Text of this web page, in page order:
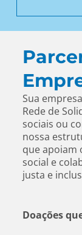
Sua
Rede de
sociais ou
nossa
que apoiam
social e
justa e
Doações